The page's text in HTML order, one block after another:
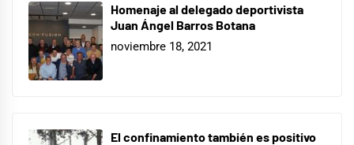
Homenaje al delegado deportivista
Juan Ángel Barros Botana
noviembre 18, 2021
El confinamiento también es positivo